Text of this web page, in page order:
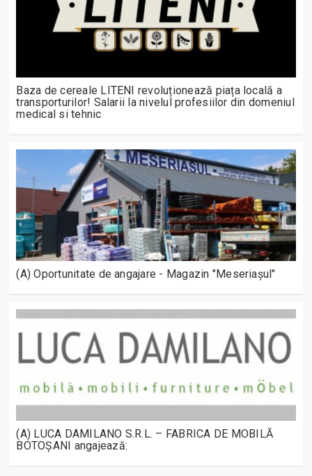
Baza de cereale LITENI revoluționează piața locală a
transporturilor! Salarii la nivelul profesiilor din domeniul
medical si tehnic
(A) Oportunitate de angajare - Magazin "Meseriașul"
(A) LUCA DAMILANO S.R.L. – FABRICA DE MOBILĂ
BOTOȘANI angajează: